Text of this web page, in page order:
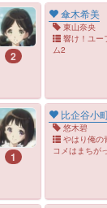
2
傘木希美
東山奈央
響け！ユー
ム2
1
比企谷小
悠木碧
やはり俺の
コメはまちが